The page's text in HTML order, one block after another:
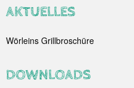
AKTUELLES
Wörleins Grillbroschüre
DOWNLOADS